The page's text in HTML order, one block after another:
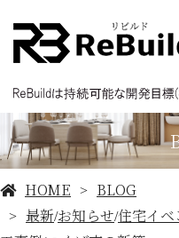
HOME
BLOG
最新/お知らせ/住宅イベ